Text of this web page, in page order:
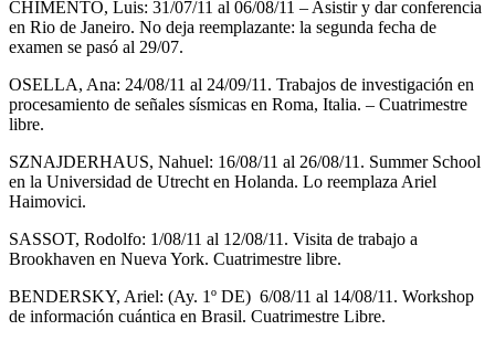
CHIMENTO, Luis: 31/07/11 al 06/08/11 – Asistir y dar conferencia
en Rio de Janeiro. No deja reemplazante: la segunda fecha de
examen se pasó al 29/07.
OSELLA, Ana: 24/08/11 al 24/09/11. Trabajos de investigación en
procesamiento de señales sísmicas en Roma, Italia. – Cuatrimestre
libre.
SZNAJDERHAUS, Nahuel: 16/08/11 al 26/08/11. Summer School
en la Universidad de Utrecht en Holanda. Lo reemplaza Ariel
Haimovici.
SASSOT, Rodolfo: 1/08/11 al 12/08/11. Visita de trabajo a
Brookhaven en Nueva York. Cuatrimestre libre.
BENDERSKY, Ariel: (Ay. 1º DE) 6/08/11 al 14/08/11. Workshop
de información cuántica en Brasil. Cuatrimestre Libre.